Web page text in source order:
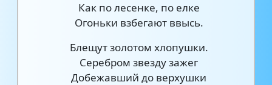
Как по лесенке, по елке
Огоньки взбегают ввысь.
Блещут золотом хлопушки.
Серебром звезду зажег
Добежавший до верхушки